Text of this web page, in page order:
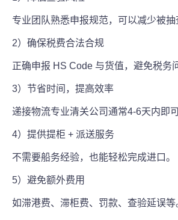
专业团队熟悉申报规范，可以减少被抽
2）确保税费合法合规
正确申报 HS Code 与货值，避免税务
3）节省时间，提高效率
递接物流专业清关公司通常4-6天内即
4）提供提柜 + 派送服务
不需要船务经验，也能轻松完成进口。
5）避免额外费用
如滞港费、滞柜费、罚款、查验延误等